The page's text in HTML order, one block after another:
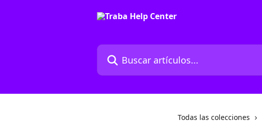
Buscar artículos...
Todas las colecciones